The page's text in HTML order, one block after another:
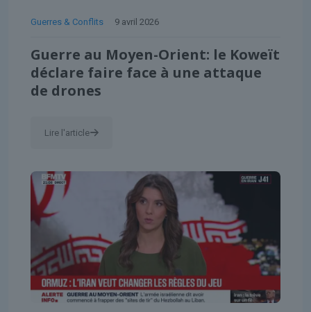
Guerres & Conflits 9 avril 2026
Guerre au Moyen-Orient: le Koweït
déclare faire face à une attaque
de drones
Lire l'article